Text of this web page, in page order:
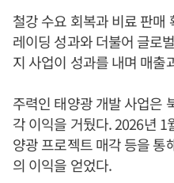
철강 수요 회복과 비료 판매
레이딩 성과와 더불어 글로
지 사업이 성과를 내며 매출
주력인 태양광 개발 사업은
각 이익을 거뒀다. 2026년 1
양광 프로젝트 매각 등을 통
의 이익을 얻었다.